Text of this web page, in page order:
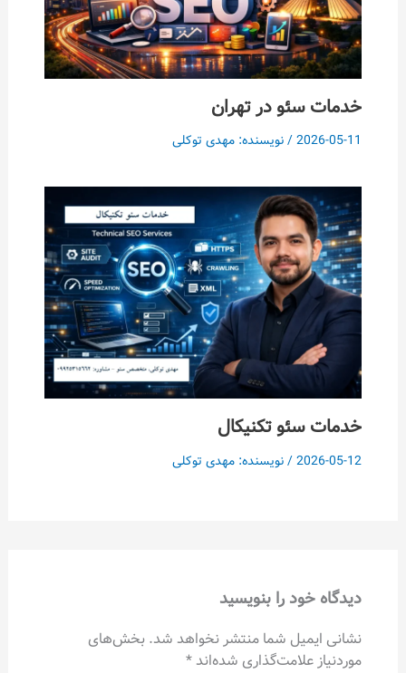
خدمات سئو در تهران
2026-05-11/ نویسنده: مهدی توکلی
خدمات سئو تکنیکال
2026-05-12/ نویسنده: مهدی توکلی
دیدگاه‌ خود را بنویسید
نشانی ایمیل شما منتشر نخواهد شد. بخش‌های
موردنیاز علامت‌گذاری شده‌اند *